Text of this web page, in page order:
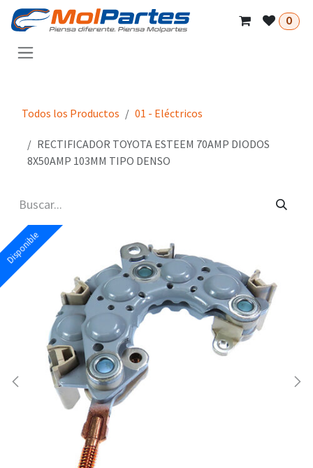
Ir al contenido
0
Todos los Productos 01 - Eléctricos
RECTIFICADOR TOYOTA ESTEEM 70AMP DIODOS
8X50AMP 103MM TIPO DENSO
Disponible
Disponible